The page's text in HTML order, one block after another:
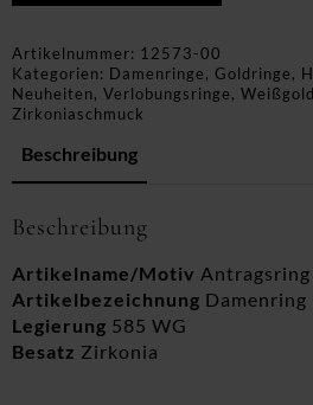
Artikelnummer: 12573-00
Kategorien: Damenringe, Goldringe,
Neuheiten, Verlobungsringe,
Zirkoniaschmuck
Beschreibung
Beschreibung
Artikelname/Motiv Antragsring
Artikelbezeichnung
Legierung 585 WG
Besatz Zirkonia